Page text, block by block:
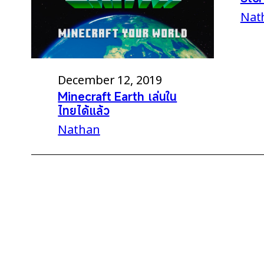
December 12, 2019
Minecraft Earth เล่นใน
ไทยได้แล้ว
Nathan